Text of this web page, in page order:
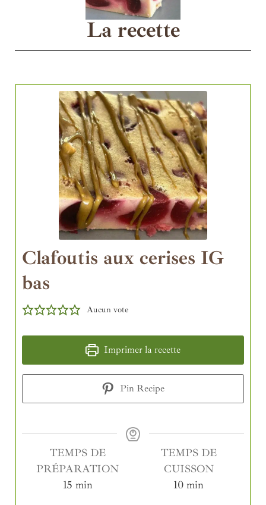
La recette
Clafoutis aux cerises IG
bas
Aucun vote
Imprimer la recette
Pin Recipe
TEMPS DE
PRÉPARATION
15 min
TEMPS DE
CUISSON
10 min